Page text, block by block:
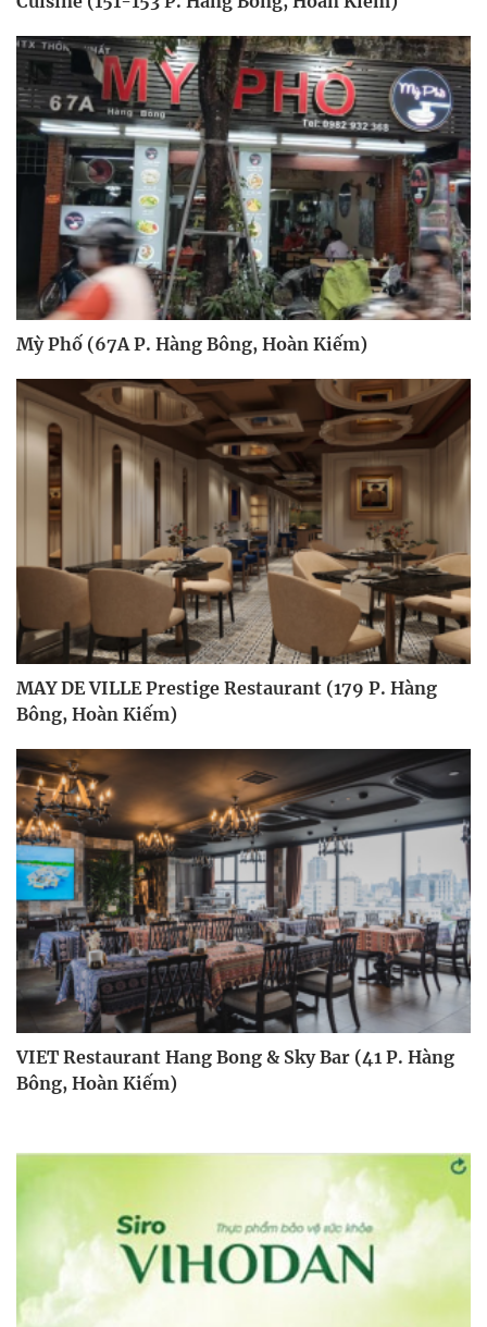
Mỳ Phố (67A P. Hàng Bông, Hoàn Kiếm)
MAY DE VILLE Prestige Restaurant (179 P. Hàng
Bông, Hoàn Kiếm)
VIET Restaurant Hang Bong & Sky Bar (41 P. Hàng
Bông, Hoàn Kiếm)